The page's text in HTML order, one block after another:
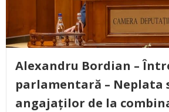
Alexandru Bordian –
parlamentară –
angajaților de la